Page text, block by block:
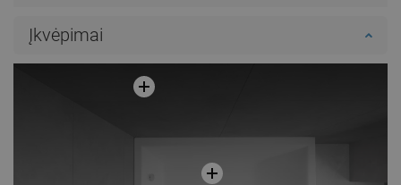
Įkvėpimai